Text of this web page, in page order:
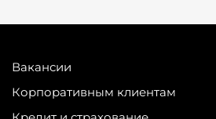
Вакансии
Корпоративным клиентам